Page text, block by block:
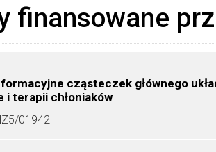
finansowane
cząsteczek głównego
i terapii chłoniaków
01942